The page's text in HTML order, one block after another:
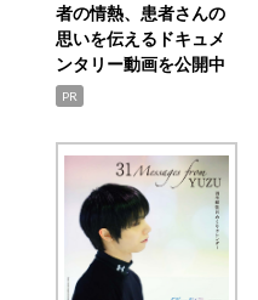
者の情熱、患者さんの
思いを伝えるドキュメ
ンタリー動画を公開中
PR